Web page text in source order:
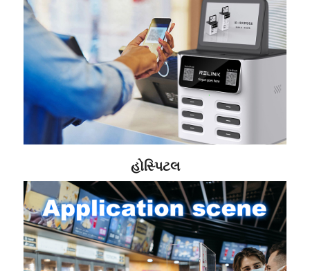
હોસ્પિટલ